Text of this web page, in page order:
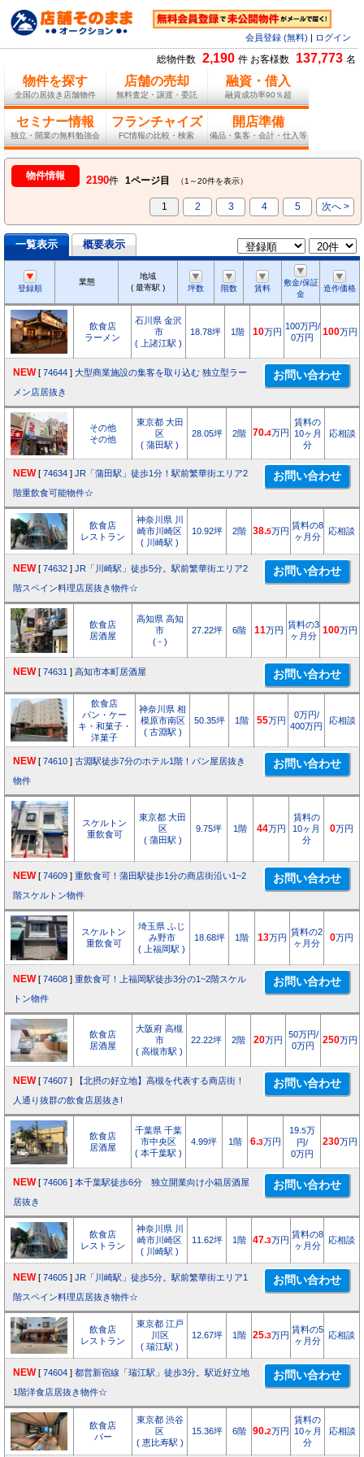
会員登録 (無料) ログイン
総物件数 2,190 件 お客様数 137,773 名
物件を探す
全国の居抜き店舗物件
店舗の売却
無料査定・譲渡・委託
融資・借入
融資成功率90％超
セミナー情報
独立・開業の無料勉強会
フランチャイズ
FC情報の比較・検索
開店準備
備品・集客・会計・仕入等
物件情報 2190件 1ページ目 （1～20件を表示）
1 2 3 4 5 次へ >
一覧表示 概要表示
登録順
業態
地域
( 最寄駅 )
坪数 階数 賃料
敷金/保証
金
造作価格
飲食店
ラーメン
石川県 金沢
市
( 上諸江駅 )
18.78坪 1階 10万円
100万円/
0万円
100万円
NEW [ 74644 ] 大型商業施設の集客を取り込む 独立型ラー
メン店居抜き
その他
その他
東京都 大田
区
( 蒲田駅 )
28.05坪 2階 70.4万円
賃料の
10ヶ月
分
応相談
NEW [ 74634 ] JR「蒲田駅」徒歩1分！駅前繁華街エリア2
階重飲食可能物件☆
飲食店
レストラン
神奈川県 川
崎市川崎区
( 川崎駅 )
10.92坪 2階 38.5万円
賃料の8
ヶ月分
応相談
NEW [ 74632 ] JR「川崎駅」徒歩5分。駅前繁華街エリア2
階スペイン料理店居抜き物件☆
飲食店
居酒屋
高知県 高知
市
( - )
27.22坪 6階 11万円
賃料の3
ヶ月分
100万円
NEW [ 74631 ] 高知市本町居酒屋
飲食店
パン・ケー
キ・和菓子・
洋菓子
神奈川県 相
模原市南区
( 古淵駅 )
50.35坪 1階 55万円
0万円/
400万円
応相談
NEW [ 74610 ] 古淵駅徒歩7分のホテル1階！パン屋居抜き
物件
スケルトン
重飲食可
東京都 大田
区
( 蒲田駅 )
9.75坪 1階 44万円
賃料の
10ヶ月
分
0万円
NEW [ 74609 ] 重飲食可！蒲田駅徒歩1分の商店街沿い1~2
階スケルトン物件
スケルトン
重飲食可
埼玉県 ふじ
み野市
( 上福岡駅 )
18.68坪 1階 13万円
賃料の2
ヶ月分
0万円
NEW [ 74608 ] 重飲食可！上福岡駅徒歩3分の1~2階スケル
トン物件
飲食店
居酒屋
大阪府 高槻
市
( 高槻市駅 )
22.22坪 2階 20万円
50万円/
0万円
250万円
NEW [ 74607 ]
【北摂の好立地】高槻を代表する商店街！
人通り抜群の飲食店居抜き!
飲食店
居酒屋
千葉県 千葉
市中央区
( 本千葉駅 )
4.99坪 1階 6.3万円
19.5万
円/
0万円
230万円
NEW [ 74606 ] 本千葉駅徒歩6分 独立開業向け小箱居酒屋
居抜き
飲食店
レストラン
神奈川県 川
崎市川崎区
( 川崎駅 )
11.62坪 1階 47.3万円
賃料の8
ヶ月分
応相談
NEW [ 74605 ] JR「川崎駅」徒歩5分。駅前繁華街エリア1
階スペイン料理店居抜き物件☆
飲食店
レストラン
東京都 江戸
川区
( 瑞江駅 )
12.67坪 1階 25.3万円
賃料の5
ヶ月分
応相談
NEW [ 74604 ] 都営新宿線「瑞江駅」徒歩3分。駅近好立地
1階洋食店居抜き物件☆
飲食店
バー
東京都 渋谷
区
( 恵比寿駅 )
15.36坪 6階 90.2万円
賃料の
10ヶ月
分
応相談